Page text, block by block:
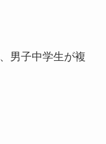
男子中学生が複